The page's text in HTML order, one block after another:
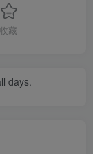
收藏
days.